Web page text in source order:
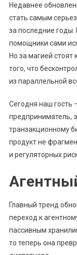
В
Недавнее
стать самым
за последние
помощники сами
Но за магией
того, что
из параллельной
Сегодня наш гость
предприниматель,
транзакционному
продукт не
и регуляторных
Главный тренд
переход к
пассивным
то теперь она